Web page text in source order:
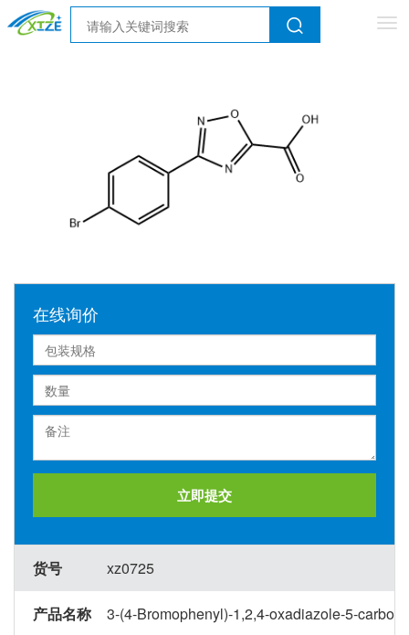
在线询价
立即提交
货号 xz0725
产品名称 3-(4-Bromophenyl)-1,2,4-oxadiazole-5-